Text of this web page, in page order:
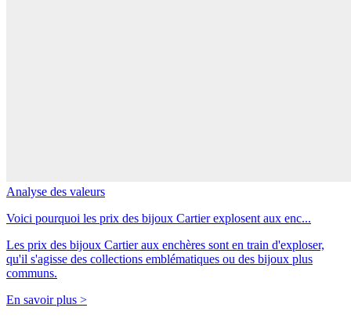
Analyse des valeurs
Voici pourquoi les prix des bijoux Cartier explosent aux enc...
Les prix des bijoux Cartier aux enchères sont en train d'exploser,
qu'il s'agisse des collections emblématiques ou des bijoux plus
communs.
En savoir plus >